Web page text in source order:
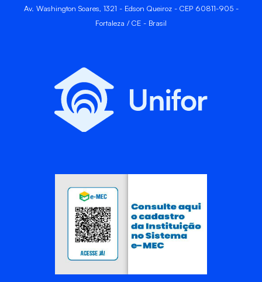
Av. Washington Soares, 1321 - Edson Queiroz - CEP 60811-905 -
Fortaleza / CE - Brasil